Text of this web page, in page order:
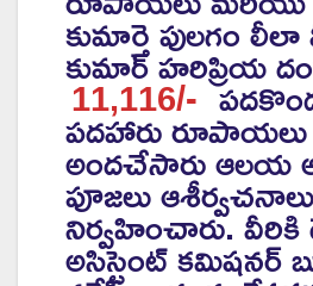
కుమార్తె పులగం లీలా
కుమార్ హరిప్రియ
11,116/-
పదహారు
అందచేసారు ఆలయ
పూజలు ఆశీర్వచనాలు
నిర్వహించారు. వీరికి
అసిస్టెంట్ కమిషనర్